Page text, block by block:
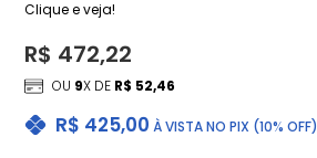
Clique e veja!
R$ 425,00 À VISTA NO PIX (10% OFF)
R$ 472,22
OU 9X DE R$ 52,46